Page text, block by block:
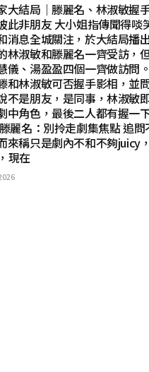
大結局｜滕麗名、林淑敏握
此非朋友 大小姐指傳聞得啖
消息全城關注，於大結局播
林淑敏和滕麗名一齊受訪，
儀、湯盈盈四個一齊做訪問
和林淑敏可否握手影相，並
不是朋友，是同事，林淑敏
中角色，最後二人都有握一
麗名：別拎走劇集焦點 追
來稱只是劇內不和不夠juicy
現在